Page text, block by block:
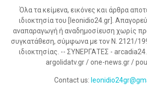
Όλα τα κείμενα, εικόνες και άρθρα
ιδιοκτησία του [leonidio24.gr].
αναπαραγωγή ή αναδημοσίευση χωρίς
συγκατάθεση, σύμφωνα με τον Ν. 2121/
ιδιοκτησίας. -- ΣΥΝΕΡΓΑΤΕΣ -
argolidatv.gr / one-news.gr /
Contact us: